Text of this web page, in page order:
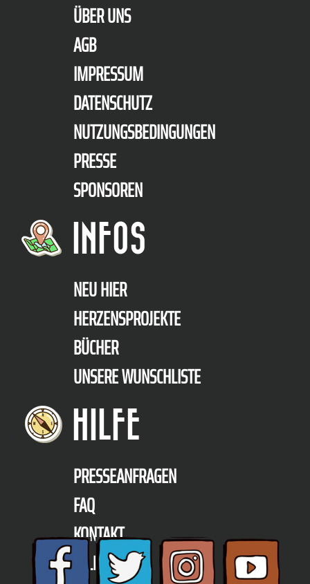
ÜBER UNS
AGB
IMPRESSUM
DATENSCHUTZ
NUTZUNGSBEDINGUNGEN
PRESSE
SPONSOREN
INFOS
NEU HIER
HERZENSPROJEKTE
BÜCHER
UNSERE WUNSCHLISTE
HILFE
PRESSEANFRAGEN
FAQ
KONTAKT
TELEFON